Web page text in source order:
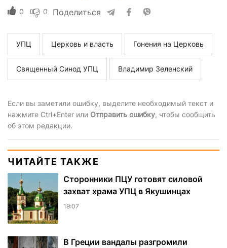
0 0 Поделиться
УПЦ Церковь и власть Гонения на Церковь
Священный Синод УПЦ Владимир Зеленский
Если вы заметили ошибку, выделите необходимый текст и
нажмите Ctrl+Enter или Отправить ошибку, чтобы сообщить
об этом редакции.
ЧИТАЙТЕ ТАКЖЕ
Сторонники ПЦУ готовят силовой
захват храма УПЦ в Якушинцах
19:07
В Греции вандалы разгромили